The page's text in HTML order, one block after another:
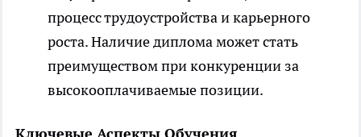
процесс трудоустройства и карьерного
роста. Наличие диплома может стать
преимуществом при конкуренции за
высокооплачиваемые позиции.